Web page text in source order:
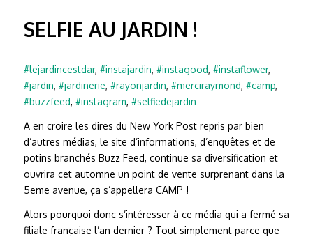
SELFIE AU JARDIN !
#lejardincestdar, #instajardin, #instagood, #instaflower,
#jardin, #jardinerie, #rayonjardin, #merciraymond, #camp,
#buzzfeed, #instagram, #selfiedejardin
A en croire les dires du New York Post repris par bien
d’autres médias, le site d’informations, d’enquêtes et de
potins branchés Buzz Feed, continue sa diversification et
ouvrira cet automne un point de vente surprenant dans la
5eme avenue, ça s’appellera CAMP !
Alors pourquoi donc s’intéresser à ce média qui a fermé sa
filiale française l’an dernier ? Tout simplement parce que